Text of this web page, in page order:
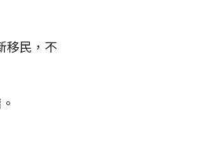
移民，不